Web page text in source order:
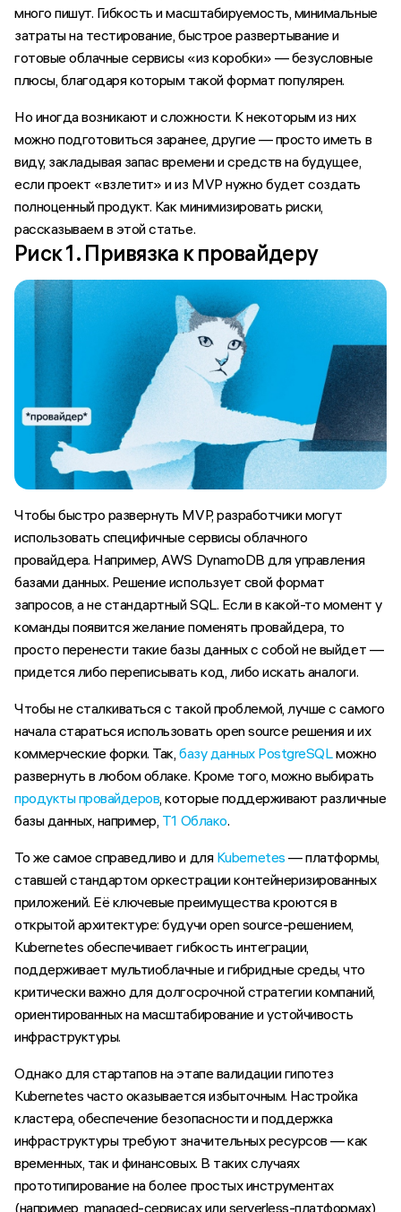
много пишут. Гибкость и масштабируемость, минимальные
затраты на тестирование, быстрое развертывание и
готовые облачные сервисы «из коробки» — безусловные
плюсы, благодаря которым такой формат популярен.
Но иногда возникают и сложности. К некоторым из них
можно подготовиться заранее, другие — просто иметь в
виду, закладывая запас времени и средств на будущее,
если проект «взлетит» и из MVP нужно будет создать
полноценный продукт. Как минимизировать риски,
рассказываем в этой статье.
Риск 1. Привязка к провайдеру
Чтобы быстро развернуть MVP, разработчики могут
использовать специфичные сервисы облачного
провайдера. Например, AWS DynamoDB для управления
базами данных. Решение использует свой формат
запросов, а не стандартный SQL. Если в какой-то момент у
команды появится желание поменять провайдера, то
просто перенести такие базы данных с собой не выйдет —
придется либо переписывать код, либо искать аналоги.
Чтобы не сталкиваться с такой проблемой, лучше с самого
начала стараться использовать open source решения и их
коммерческие форки. Так,базу данных PostgreSQLможно
развернуть в любом облаке. Кроме того, можно выбирать
продукты провайдеров , которые поддерживают различные
базы данных, например, Т1 Облако.
То же самое справедливо и для Kubernetes — платформы,
ставшей стандартом оркестрации контейнеризированных
приложений. Её ключевые преимущества кроются в
открытой архитектуре: будучи open source-решением,
Kubernetes обеспечивает гибкость интеграции,
поддерживает мультиоблачные и гибридные среды, что
критически важно для долгосрочной стратегии компаний,
ориентированных на масштабирование и устойчивость
инфраструктуры.
Однако для стартапов на этапе валидации гипотез
Kubernetes часто оказывается избыточным. Настройка
кластера, обеспечение безопасности и поддержка
инфраструктуры требуют значительных ресурсов — как
временных, так и финансовых. В таких случаях
прототипирование на более простых инструментах
(например, managed-сервисах или serverless-платформах)